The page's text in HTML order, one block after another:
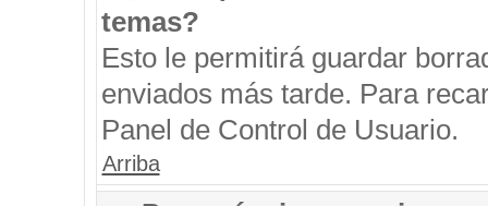
temas?
Esto le permitirá guardar
enviados más tarde. Para
Panel de Control de Usuario.
Arriba